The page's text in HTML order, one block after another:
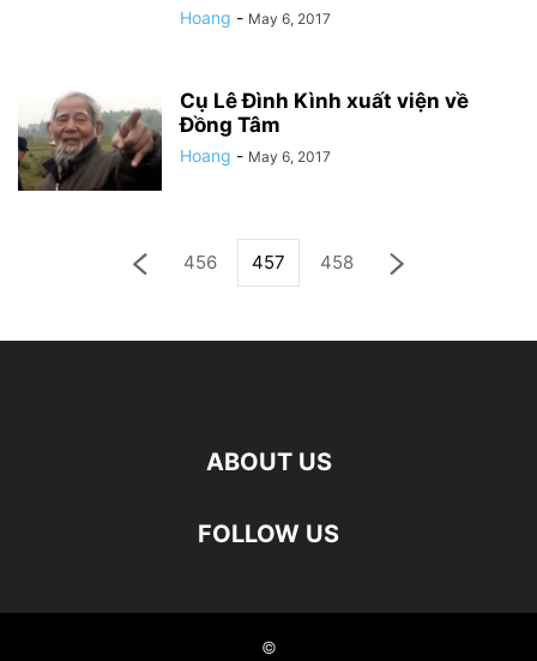
Hoang - May 6, 2017
Cụ Lê Đình Kình xuất viện về
Đồng Tâm
Hoang - May 6, 2017
456 457 458
ABOUT US
FOLLOW US
©